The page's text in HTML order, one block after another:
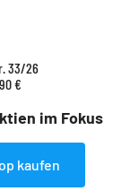
im Fokus
33/26
€
kaufen